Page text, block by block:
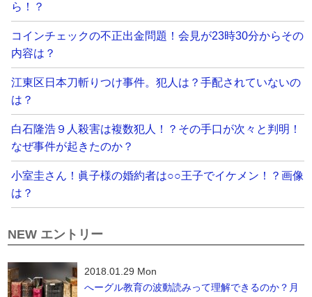
ら！？
コインチェックの不正出金問題！会見が23時30分からその
内容は？
江東区日本刀斬りつけ事件。犯人は？手配されていないの
は？
白石隆浩９人殺害は複数犯人！？その手口が次々と判明！
なぜ事件が起きたのか？
小室圭さん！眞子様の婚約者は○○王子でイケメン！？画像
は？
NEW エントリー
2018.01.29 Mon
へーグル教育の波動読みって理解できるのか？月